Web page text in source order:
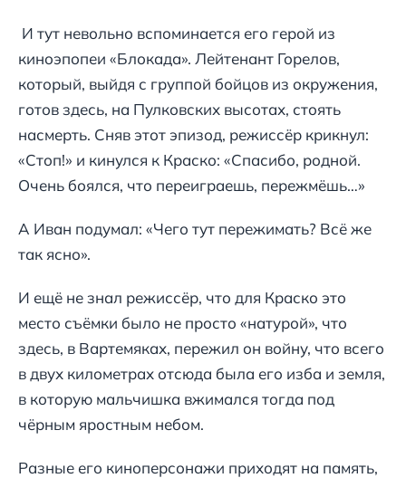
И тут невольно вспоминается его герой из
киноэпопеи «Блокада». Лейтенант Горелов,
который, выйдя с группой бойцов из окружения,
готов здесь, на Пулковских высотах, стоять
насмерть. Сняв этот эпизод, режиссёр крикнул:
«Стоп!» и кинулся к Краско: «Спасибо, родной.
Очень боялся, что переиграешь, пережмёшь…»
А Иван подумал: «Чего тут пережимать? Всё же
так ясно».
И ещё не знал режиссёр, что для Краско это
место съёмки было не просто «натурой», что
здесь, в Вартемяках, пережил он войну, что всего
в двух километрах отсюда была его изба и земля,
в которую мальчишка вжимался тогда под
чёрным яростным небом.
Разные его киноперсонажи приходят на память,